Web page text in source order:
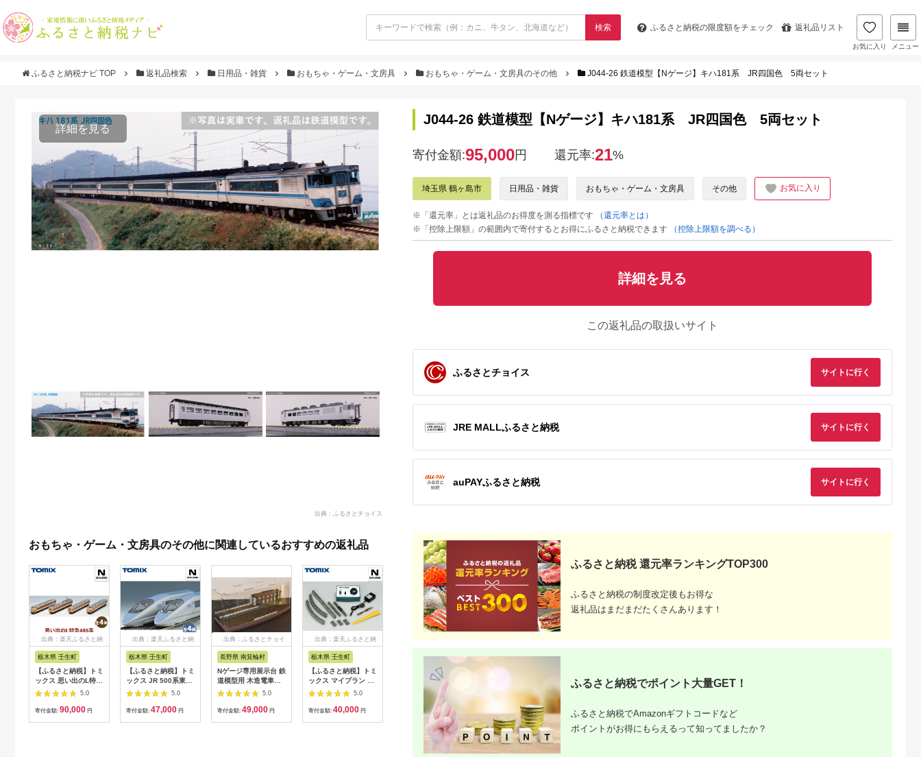
検索 ふるさと納税の限度額をチェック 返礼品リスト
お気に入り メニュー
ふるさと納税ナビ TOP 返礼品検索 日用品・雑貨 おもちゃ・ゲーム・文房具 おもちゃ・ゲーム・文房具のその他 J044-26 鉄道模型【Nゲージ】キハ181系 JR四国色 5両セット
詳細を見る
出典：ふるさとチョイス
おもちゃ・ゲーム・文房具のその他に関連しているおすすめの返礼品
出典：楽天ふるさと納
栃木県 壬生町
【ふるさと納税】トミ
ックス 思い出のL特急
485系 鉄道模型入門
セット｜模型 鉄道
TOMIX とみっくす 壬
5.0
寄付金額: 90,000 円
出典：楽天ふるさと納
栃木県 壬生町
【ふるさと納税】トミ
ックス JR 500系東海
道・山陽新幹線(のぞ
み)基本セット｜模型
鉄道 TOMIX とみっく
5.0
寄付金額: 47,000 円
出典：ふるさとチョイ
長野県 南箕輪村
Nゲージ専用展示台 鉄
道模型用 木造電車庫
ケース付きA＜ひな壇
【1289380】
5.0
寄付金額: 49,000 円
出典：楽天ふるさと納
栃木県 壬生町
【ふるさと納税】トミ
ックス マイプラン LT
III(F)｜模型 鉄道
TOMIX とみっくす 壬
生町 栃木
5.0
寄付金額: 40,000 円
出典：楽天ふるさと納
税
栃木県 壬生町
【ふるさと納税】トミ
ックス JR EF510-0形
コンテナ列車セット
寄付金額:40,000円
出典：ふるさとチョイ
ス
静岡県 磐田市
Nゲージ・HOゲージ
プレイケース 幅
113cm(ホワイト)
TMC-K113W_ ディス
プレイケース 鉄道模
型 鉄道 模型 ディスプ
レイ ケース Nゲージ
59,000円
出典：楽天ふるさと納
税
IKONIH オルゴールト
レイン/ おもちゃ 子供
プレゼント お祝い 木
出産祝い 安全 オーガ
ニックトイ ファース
寄付金額: 28,000 円
出典：楽天ふるさと納
税
J040-26 鉄道模型【N
ゲージ】東武鉄道
東武アーバンパークラ
イン 6両セット
寄付金額:95,000 円
出典：楽天ふるさと納
税
出典：ふるさとチョ
J044-26 鉄道模型【Nゲージ】キハ181系 JR四国色 5両セット
寄付金額:95,000円 還元率:21%
埼玉県 鶴ヶ島市 日用品・雑貨 おもちゃ・ゲーム・文房具 その他 お気に入り
※「還元率」とは返礼品のお得度を測る指標です
（還元率とは）
※「控除上限額」の範囲内で寄付するとお得にふるさと納税できます
（控除上限額を調べる）
詳細を見る
この返礼品の取扱いサイト
ふるさとチョイス サイトに行く
JRE MALLふるさと納税 サイトに行く
auPAYふるさと納税 サイトに行く
ふるさと納税 還元率ランキングTOP300
ふるさと納税の制度改定後もお得な
返礼品はまだまだたくさんあります！
ふるさと納税でポイント大量GET！
ふるさと納税でAmazonギフトコードなど
ポイントがお得にもらえるって知ってましたか？